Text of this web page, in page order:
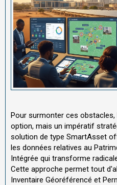
Pour surmonter ces
option, mais un impératif
solution de type SmartAsset
les données relatives au
Intégrée qui transforme
Cette approche permet tout
Inventaire Géoréférencé et